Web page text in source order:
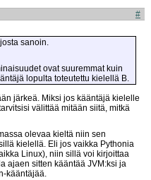
#
sanoin.
ovat suuremmat kuin
lopulta toteutettu kielellä B.
järkeä. Miksi jos kääntäjä kielelle
välittää mitään siitä, mitkä
olevaa kieltä niin sen
kielellä. Eli jos vaikka Pythonia
Linux), niin sillä voi kirjoittaa
ajaen sitten kääntää JVM:ksi ja
kääntäjää.